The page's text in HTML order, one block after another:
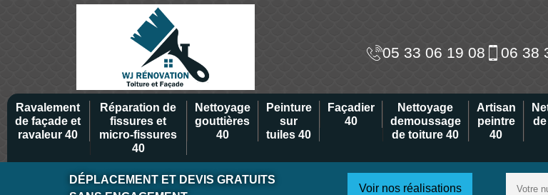
05 33 06 19 08 06 38
Ravalement
de façade et
ravaleur 40
Réparation de
fissures et
micro-fissures
40
Nettoyage
gouttières
40
Peinture
sur
tuiles 40
Façadier
40
Nettoyage
demoussage
de toiture 40
Artisan
peintre
40
DÉPLACEMENT ET DEVIS GRATUITS
Voir nos réalisations